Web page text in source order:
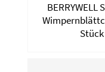
BERRYWELL
Stück